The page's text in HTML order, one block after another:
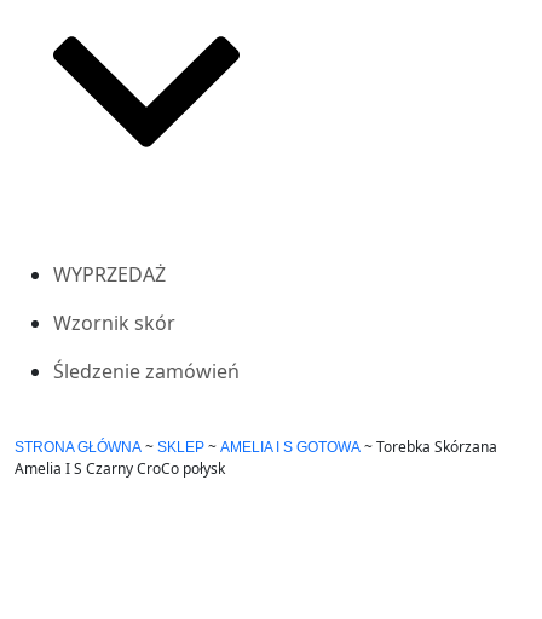
WYPRZEDAŻ
Wzornik skór
Śledzenie zamówień
STRONA GŁÓWNA ~ SKLEP ~ AMELIA I S GOTOWA ~Torebka Skórzana
Amelia I S Czarny CroCo połysk